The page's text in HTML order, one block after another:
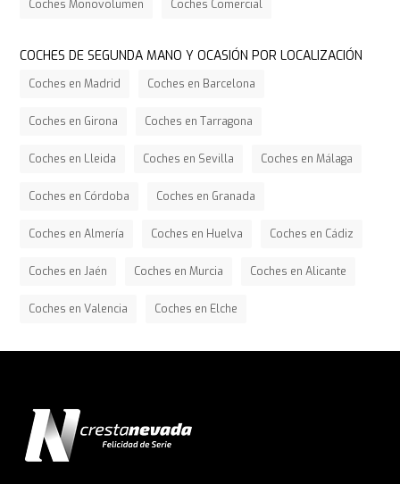
Coches Monovolumen Coches Comercial
COCHES DE SEGUNDA MANO Y OCASIÓN POR LOCALIZACIÓN
Coches en Madrid Coches en Barcelona
Coches en Girona Coches en Tarragona
Coches en Lleida Coches en Sevilla Coches en Málaga
Coches en Córdoba Coches en Granada
Coches en Almería Coches en Huelva Coches en Cádiz
Coches en Jaén Coches en Murcia Coches en Alicante
Coches en Valencia Coches en Elche